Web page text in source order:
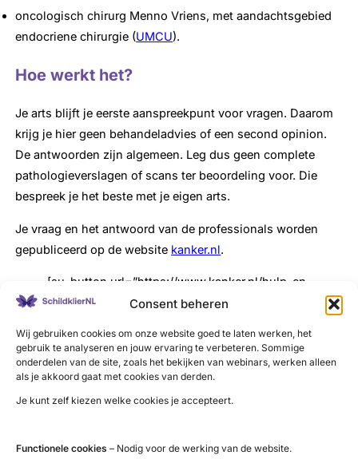
Consent beheren
Wij gebruiken cookies om onze website goed te laten werken, het
gebruik te analyseren en jouw ervaring te verbeteren. Sommige
onderdelen van de site, zoals het bekijken van webinars, werken alleen
als je akkoord gaat met cookies van derden.
Je kunt zelf kiezen welke cookies je accepteert.
Functionele cookies – Nodig voor de werking van de website.
oncologisch chirurg Menno Vriens, met aandachtsgebied
endocriene chirurgie (UMCU).
Hoe werkt het?
Je arts blijft je eerste aanspreekpunt voor vragen. Daarom
krijg je hier geen behandeladvies of een second opinion.
De antwoorden zijn algemeen. Leg dus geen complete
pathologieverslagen of scans ter beoordeling voor. Die
bespreek je het beste met je eigen arts.
Je vraag en het antwoord van de professionals worden
gepubliceerd op de website kanker.nl.
[su_button url=”https://www.kanker.nl/hulp-en-
ondersteuning/stel-je-vraag-aan-een-
background=”#7f186b” icon=”icon: external-link”]Stel je
vraag aan een professional (kanker.nl)[/su_button]
schildklierkankermaand!